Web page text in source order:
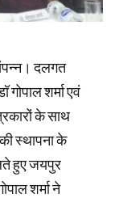
दलगत
शर्मा एवं
के साथ
स्थापना के
हुए जयपुर
शर्मा ने